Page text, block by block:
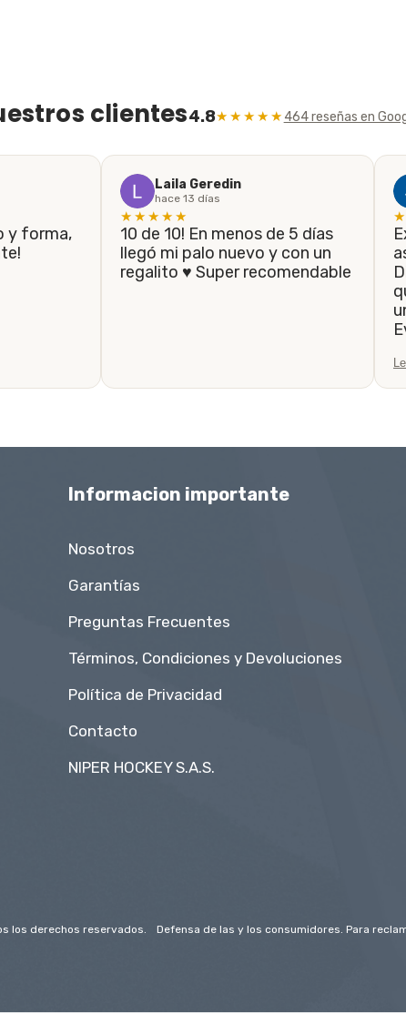
clientes4.8★★★★★ 464 reseñas en
y forma,
Laila Geredin
hace 13 días
★★★★★
10 de 10! En menos de 5 días
llegó mi palo nuevo y con un
regalito ♥️ Super recomendable
Informacion importante
Nosotros
Garantías
Preguntas Frecuentes
Términos, Condiciones y Devoluciones
Política de Privacidad
Contacto
NIPER HOCKEY S.A.S.
los derechos reservados. Defensa de las y los consumidores. Para